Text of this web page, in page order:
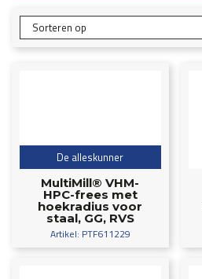
De alleskunner
MultiMill® VHM-
HPC-frees met
hoekradius voor
staal, GG, RVS
MnS1-gecoat
Artikel: PTF611229